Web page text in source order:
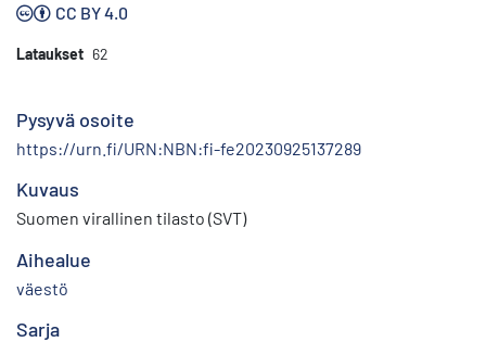
CC BY 4.0
Lataukset 62
Pysyvä osoite
https://urn.fi/URN:NBN:fi-fe20230925137289
Kuvaus
Suomen virallinen tilasto (SVT)
Aihealue
väestö
Sarja